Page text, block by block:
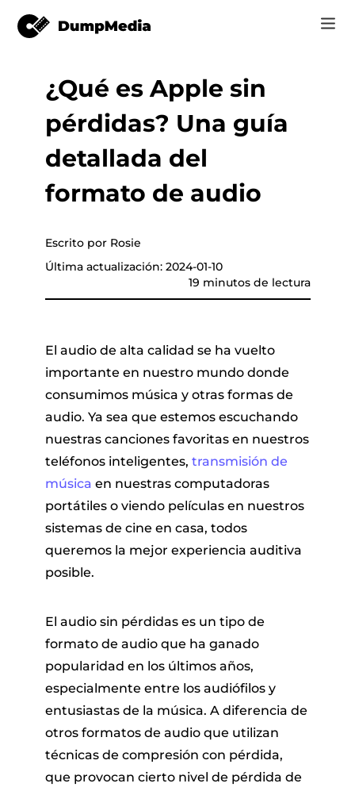
Music
música
YouTube
SoundCloud
reproducción
Vídeo
Herramientas en línea
Spotify a mp3
Suno a MP3
Tienda
Soporte
Iniciar Sesión
Registrarse
¿Qué es Apple sin
pérdidas? Una guía
detallada del
formato de audio
Escrito por Rosie
Última actualización: 2024-01-10
19 minutos de lectura
El audio de alta calidad se ha vuelto
importante en nuestro mundo donde
consumimos música y otras formas de
audio. Ya sea que estemos escuchando
nuestras canciones favoritas en nuestros
teléfonos inteligentes, transmisión de
música en nuestras computadoras
portátiles o viendo películas en nuestros
sistemas de cine en casa, todos
queremos la mejor experiencia auditiva
posible.
El audio sin pérdidas es un tipo de
formato de audio que ha ganado
popularidad en los últimos años,
especialmente entre los audiófilos y
entusiastas de la música. A diferencia de
otros formatos de audio que utilizan
técnicas de compresión con pérdida,
que provocan cierto nivel de pérdida de